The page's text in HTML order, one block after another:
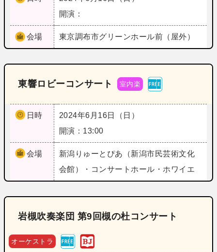
開演：
会場 東京調布市グリーンホール前（屋外）
東響ロビーコンサート 室内楽
日時
2024年6月16日（日）
開演：13:00
会場 新潟 りゅーとぴあ（新潟市民芸術文化
会館）・コンサートホール・ホワイエ
岩槻吹奏楽団 第9回槻の杜コンサート
オーケストラ